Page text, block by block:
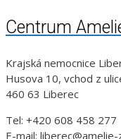
Centrum
Krajská nemocnice
Husova 10, vchod z
460 63 Liberec
Tel: +420 608 458 277
E-mail: liberec@amelie-